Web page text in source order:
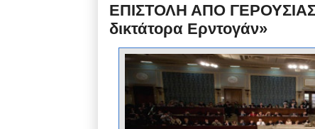
ΕΠΙΣΤΟΛΗ ΑΠΟ
δικτάτορα Ερντογάν»